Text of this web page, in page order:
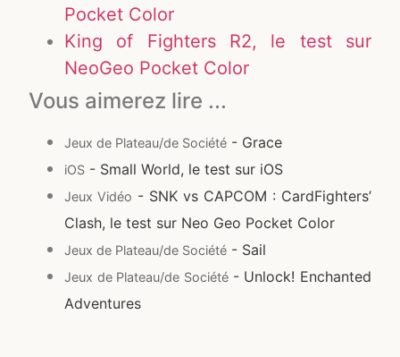
Pocket Color
King of Fighters R2, le test sur
NeoGeo Pocket Color
Vous aimerez lire ...
Jeux de Plateau/de Société - Grace
iOS - Small World, le test sur iOS
Jeux Vidéo - SNK vs CAPCOM : CardFighters’
Clash, le test sur Neo Geo Pocket Color
Jeux de Plateau/de Société - Sail
Jeux de Plateau/de Société- Unlock! Enchanted
Adventures